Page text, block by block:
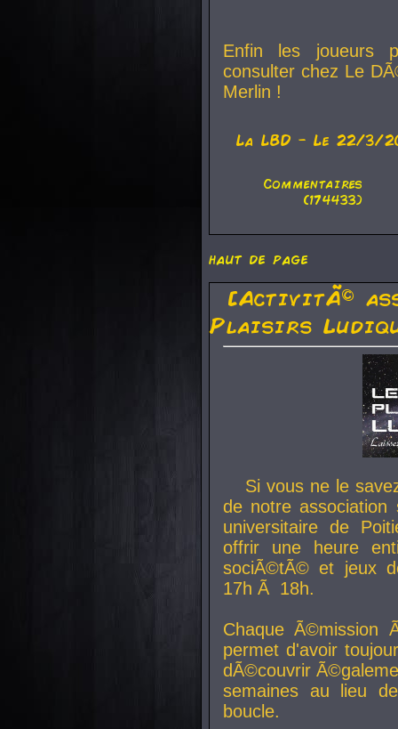
Enfin les joueurs
consulter chez Le
Merlin !
La LBD - Le 22/3/
Commentaires
(174433)
haut de page
[ActivitÃ©
Plaisirs
Si vous ne le
de notre
universitaire de
offrir une heure
sociÃ©tÃ© et jeux
17h Ã 18h.
Chaque Ã©mission
permet d'avoir
dÃ©couvrir
semaines au lieu
boucle.